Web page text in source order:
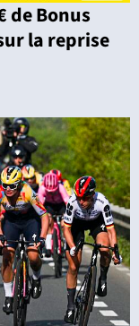
de Bonus
la reprise